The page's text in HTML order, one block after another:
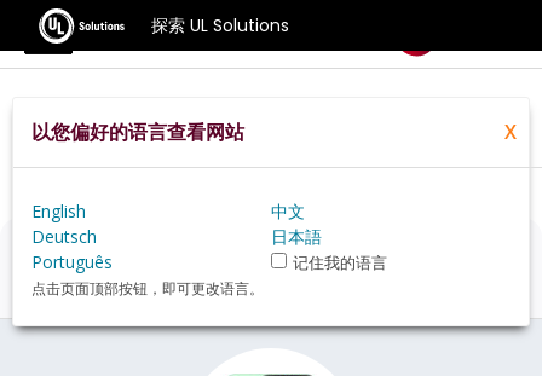
探索 UL Solutions
基准测试
Home Zh Hans Hardware
Google+Pixel+8a+review
Google Pixel 8a评估
以您偏好的语言查看网站 X
English
中文
Deutsch
日本語
Português
记住我的语言
点击页面顶部按钮，即可更改语言。